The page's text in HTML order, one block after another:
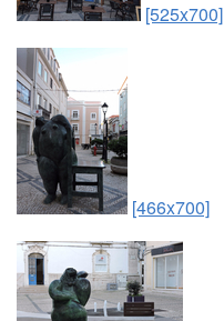
[525x700]
[466x700]